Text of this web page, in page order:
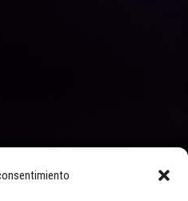
17480 Roses (Girona)